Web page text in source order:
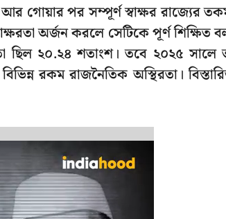
গোয়ার পর সম্পূর্ণ স্বাক্ষর রাজ্যের
অর্জন করলে সেটিকে পূর্ণ শিক্ষিত
ছিল ২০.২৪ শতাংশ। তবে ২০২৫ সালে
রকম রাজনৈতিক অস্থিরতা।